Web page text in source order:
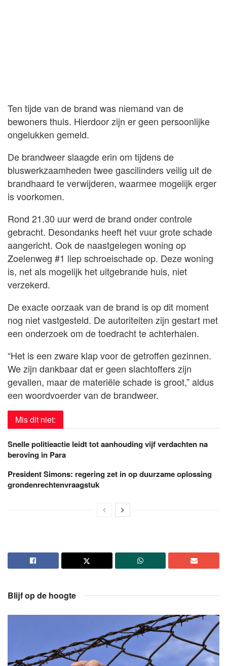
Ten tijde van de brand was niemand van de
bewoners thuis. Hierdoor zijn er geen persoonlijke
ongelukken gemeld.
De brandweer slaagde erin om tijdens de
bluswerkzaamheden twee gascilinders veilig uit de
brandhaard te verwijderen, waarmee mogelijk erger
is voorkomen.
Rond 21.30 uur werd de brand onder controle
gebracht. Desondanks heeft het vuur grote schade
aangericht. Ook de naastgelegen woning op
Zoelenweg #1 liep schroeischade op. Deze woning
is, net als mogelijk het uitgebrande huis, niet
verzekerd.
De exacte oorzaak van de brand is op dit moment
nog niet vastgesteld. De autoriteiten zijn gestart met
een onderzoek om de toedracht te achterhalen.
“Het is een zware klap voor de getroffen gezinnen.
We zijn dankbaar dat er geen slachtoffers zijn
gevallen, maar de materiële schade is groot,” aldus
een woordvoerder van de brandweer.
Mis dit niet:
Snelle politieactie leidt tot aanhouding vijf verdachten na
beroving in Para
President Simons: regering zet in op duurzame oplossing
grondenrechtenvraagstuk
Blijf op de hoogte